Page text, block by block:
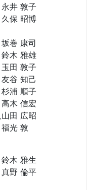
永井 敦子
久保 昭博
坂巻 康司
鈴木 雅雄
玉田 敦子
友谷 知己
杉浦 順子
高木 信宏
山田 広昭
福光 敦
鈴木 雅生
真野 倫平